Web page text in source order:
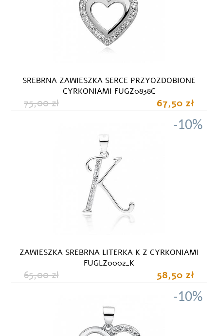
SREBRNA ZAWIESZKA SERCE PRZYOZDOBIONE
CYRKONIAMI FUGZ0838C
75,00 zł 67,50 zł
-10%
ZAWIESZKA SREBRNA LITERKA K Z CYRKONIAMI
FUGLZ0002_K
65,00 zł 58,50 zł
-10%